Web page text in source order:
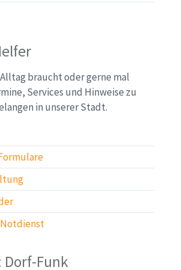
Alltag braucht oder gerne mal
Services und Hinweise zu
in unserer Stadt.
Dorf-Funk